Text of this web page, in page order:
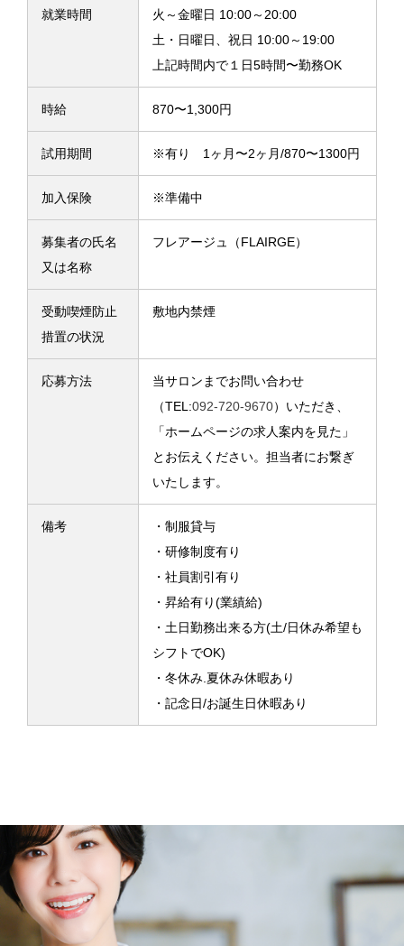
就業時間
火～金曜日 10:00～20:00
土・日曜日、祝日 10:00～19:00
上記時間内で１日5時間〜勤務OK
時給 870〜1,300円
試用期間 ※有り 1ヶ月〜2ヶ月/870〜1300円
加入保険 ※準備中
募集者の氏名
又は名称
フレアージュ（FLAIRGE）
受動喫煙防止
措置の状況
敷地内禁煙
応募方法
当サロンまでお問い合わせ
（TEL:092-720-9670）いただき、
「ホームページの求人案内を見た」
とお伝えください。担当者にお繋ぎ
いたします。
備考
・制服貸与
・研修制度有り
・社員割引有り
・昇給有り(業績給)
・土日勤務出来る方(土/日休み希望も
シフトでOK)
・冬休み.夏休み休暇あり
・記念日/お誕生日休暇あり